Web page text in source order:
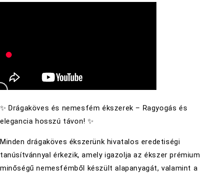
✨ Drágaköves és nemesfém ékszerek – Ragyogás és
elegancia hosszú távon! ✨
Minden drágaköves ékszerünk hivatalos eredetiségi
tanúsítvánnyal érkezik, amely igazolja az ékszer prémium
minőségű nemesfémből készült alapanyagát, valamint a